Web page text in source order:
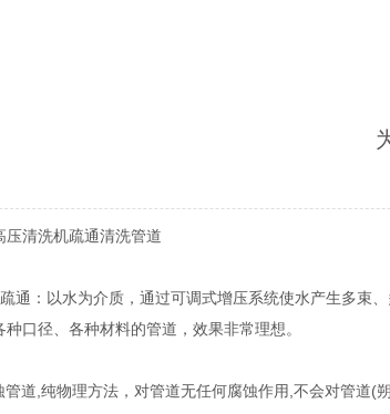
清洗机疏通清洗管道
：以水为介质，通过可调式增压系统使水产生多束、
种口径、各种材料的管道，效果非常理想。
,纯物理方法，对管道无任何腐蚀作用,不会对管道(朔